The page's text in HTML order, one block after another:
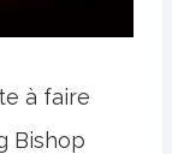
à faire
Bishop